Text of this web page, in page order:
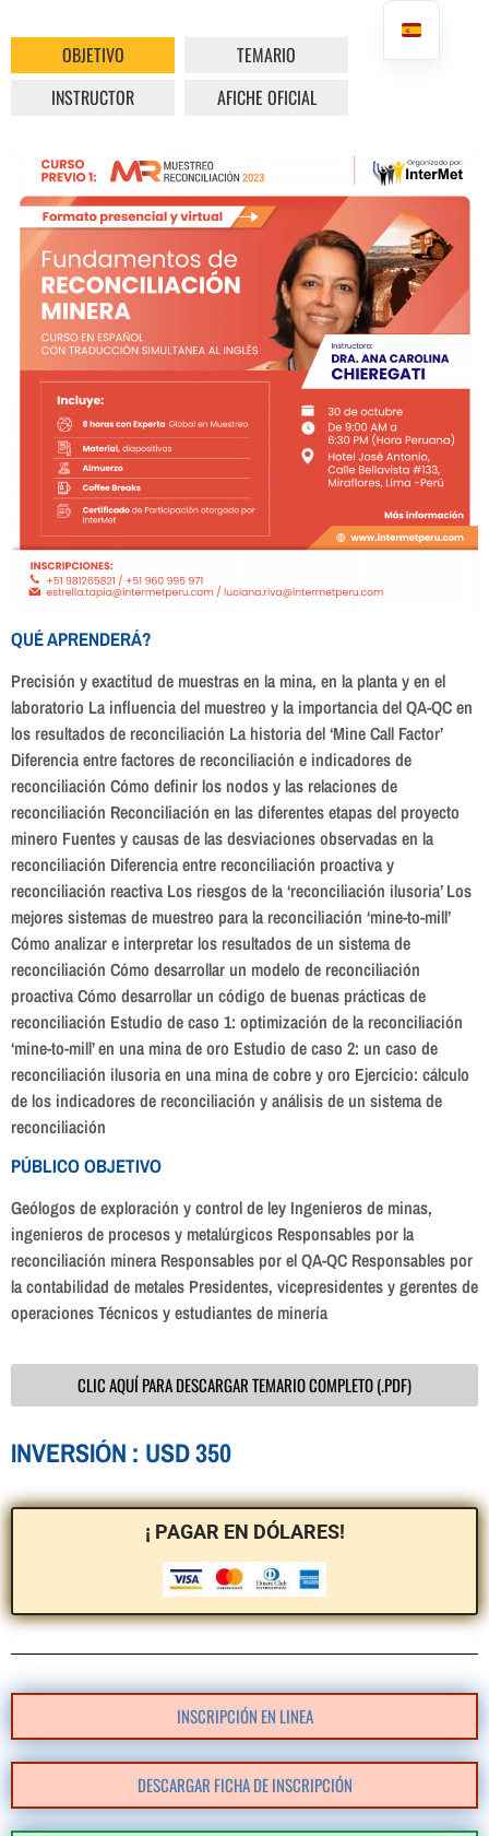
OBJETIVO
TEMARIO
INSTRUCTOR
AFICHE OFICIAL
QUÉ APRENDERÁ?
Precisión y exactitud de muestras en la mina, en la planta y en el
laboratorio La influencia del muestreo y la importancia del QA-QC en
los resultados de reconciliación La historia del ‘Mine Call Factor’
Diferencia entre factores de reconciliación e indicadores de
reconciliación Cómo definir los nodos y las relaciones de
reconciliación Reconciliación en las diferentes etapas del proyecto
minero Fuentes y causas de las desviaciones observadas en la
reconciliación Diferencia entre reconciliación proactiva y
reconciliación reactiva Los riesgos de la ‘reconciliación ilusoria’ Los
mejores sistemas de muestreo para la reconciliación ‘mine-to-mill’
Cómo analizar e interpretar los resultados de un sistema de
reconciliación Cómo desarrollar un modelo de reconciliación
proactiva Cómo desarrollar un código de buenas prácticas de
reconciliación Estudio de caso 1: optimización de la reconciliación
‘mine-to-mill’ en una mina de oro Estudio de caso 2: un caso de
reconciliación ilusoria en una mina de cobre y oro Ejercicio: cálculo
de los indicadores de reconciliación y análisis de un sistema de
reconciliación
PÚBLICO OBJETIVO
Geólogos de exploración y control de ley Ingenieros de minas,
ingenieros de procesos y metalúrgicos Responsables por la
reconciliación minera Responsables por el QA-QC Responsables por
la contabilidad de metales Presidentes, vicepresidentes y gerentes de
operaciones Técnicos y estudiantes de minería
CLIC AQUÍ PARA DESCARGAR TEMARIO COMPLETO (.PDF)
INVERSIÓN : USD 350
¡ PAGAR EN DÓLARES!
INSCRIPCIÓN EN LINEA
DESCARGAR FICHA DE INSCRIPCIÓN